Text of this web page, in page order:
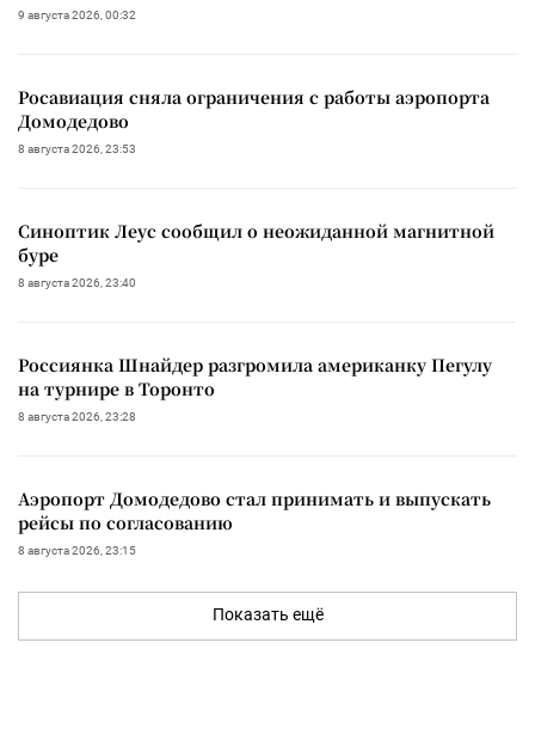
9 августа 2026, 00:32
Росавиация сняла ограничения с работы аэропорта
Домодедово
8 августа 2026, 23:53
Синоптик Леус сообщил о неожиданной магнитной
буре
8 августа 2026, 23:40
Россиянка Шнайдер разгромила американку Пегулу
на турнире в Торонто
8 августа 2026, 23:28
Аэропорт Домодедово стал принимать и выпускать
рейсы по согласованию
8 августа 2026, 23:15
Показать ещё